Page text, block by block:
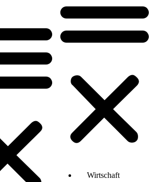
Wirtschaft